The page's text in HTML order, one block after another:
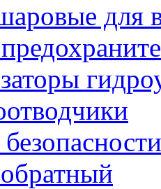
для